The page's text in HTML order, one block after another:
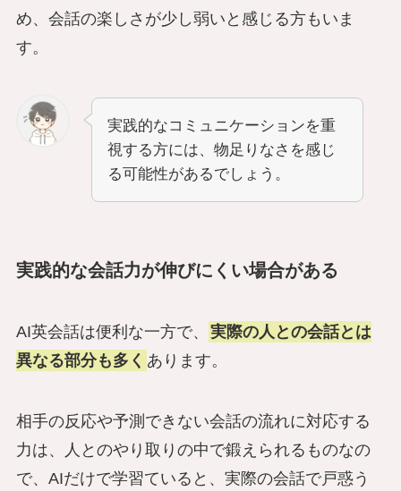
め、会話の楽しさが少し弱いと感じる方もいま
す。
実践的なコミュニケーションを重
視する方には、物足りなさを感じ
る可能性があるでしょう。
実践的な会話力が伸びにくい場合がある
AI英会話は便利な一方で、
実際の人との会話とは
異なる部分も多く あります。
相手の反応や予測できない会話の流れに対応する
力は、人とのやり取りの中で鍛えられるものなの
で、AIだけで学習ていると、実際の会話で戸惑う